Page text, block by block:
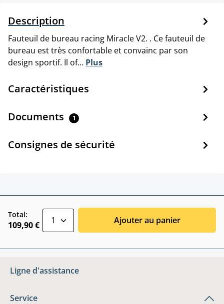
Description
Fauteuil de bureau racing Miracle V2. . Ce fauteuil de
bureau est très confortable et convainc par son
design sportif. Il of… Plus
Caractéristiques
Documents 1
Consignes de sécurité
Total:
109,90 € Ajouter au panier
Ligne d'assistance
Service